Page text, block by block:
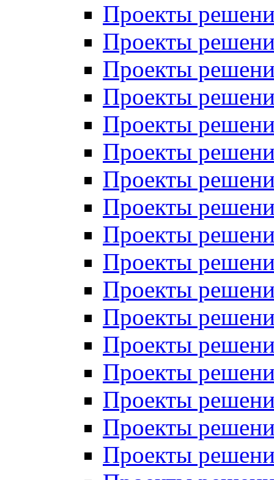
Проекты
Проекты
Проекты
Проекты
Проекты
Проекты
Проекты
Проекты
Проекты
Проекты
Проекты
Проекты
Проекты
Проекты
Проекты
Проекты
Проекты